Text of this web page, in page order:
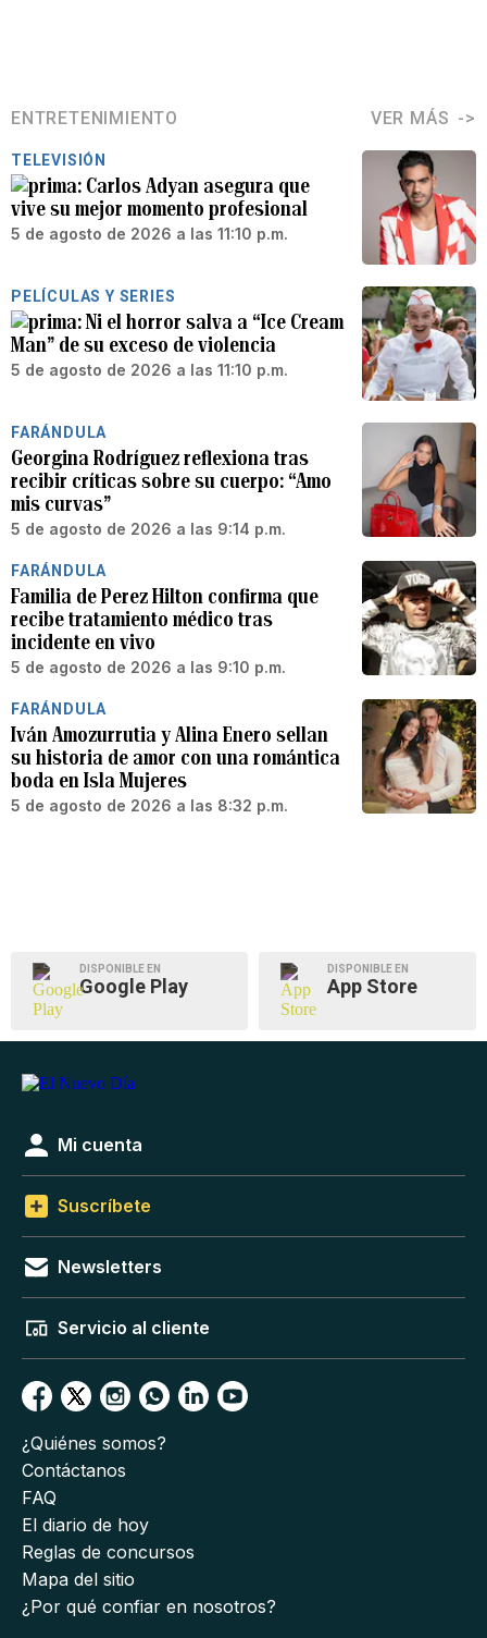
ENTRETENIMIENTO VER MÁS
TELEVISIÓN
Carlos Adyan asegura que
vive su mejor momento profesional
5 de agosto de 2026 a las 11:10 p.m.
PELÍCULAS Y SERIES
Ni el horror salva a “Ice Cream
Man” de su exceso de violencia
5 de agosto de 2026 a las 11:10 p.m.
FARÁNDULA
Georgina Rodríguez reflexiona tras
recibir críticas sobre su cuerpo: “Amo
mis curvas”
5 de agosto de 2026 a las 9:14 p.m.
FARÁNDULA
Familia de Perez Hilton confirma que
recibe tratamiento médico tras
incidente en vivo
5 de agosto de 2026 a las 9:10 p.m.
FARÁNDULA
Iván Amozurrutia y Alina Enero sellan
su historia de amor con una romántica
boda en Isla Mujeres
5 de agosto de 2026 a las 8:32 p.m.
DISPONIBLE EN
Google Play
DISPONIBLE EN
App Store
Mi cuenta
Suscríbete
Newsletters
Servicio al cliente
¿Quiénes somos?
Contáctanos
FAQ
El diario de hoy
Reglas de concursos
Mapa del sitio
¿Por qué confiar en nosotros?